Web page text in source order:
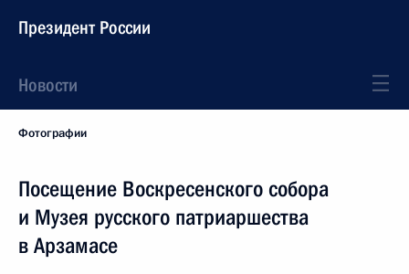
Президент России
Новости
Фотографии
Посещение Воскресенского собора
и Музея русского патриаршества
в Арзамасе